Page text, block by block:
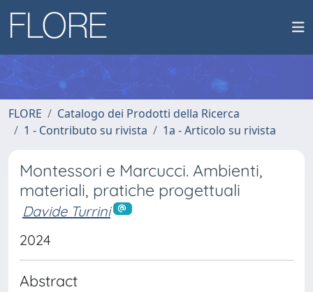
FLORE
Catalogo dei Prodotti della Ricerca
1 - Contributo su rivista
1a - Articolo su rivista
Montessori e Marcucci. Ambienti,
materiali, pratiche progettuali
Davide Turrini
2024
Abstract